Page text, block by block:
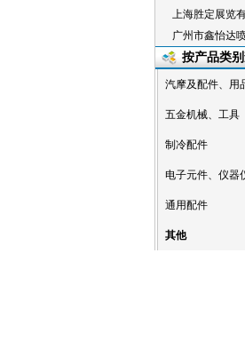
上海胜定展览
广州市鑫怡达
按产品类
汽摩及配件、用
五金机械、工具
制冷配件
电子元件、仪器
通用配件
其他